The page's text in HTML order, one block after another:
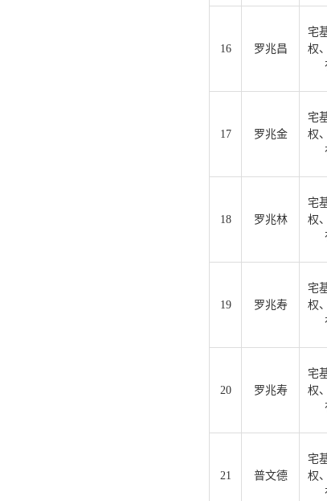
16 罗兆昌
宅
权
17 罗兆金
宅
权
18 罗兆林
宅
权
19 罗兆寿
宅
权
20 罗兆寿
宅
权
21 普文德
宅
权